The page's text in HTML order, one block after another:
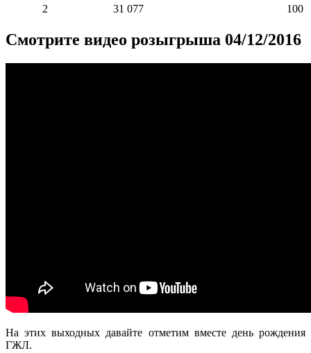
2
31 077 100
Смотрите видео розыгрыша 04/12/2016
На этих выходных давайте отметим вместе день рождения
ГЖЛ.